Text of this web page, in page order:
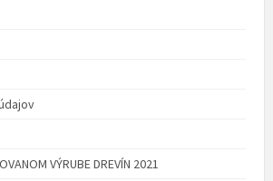
VÝRUBE DREVÍN 2021